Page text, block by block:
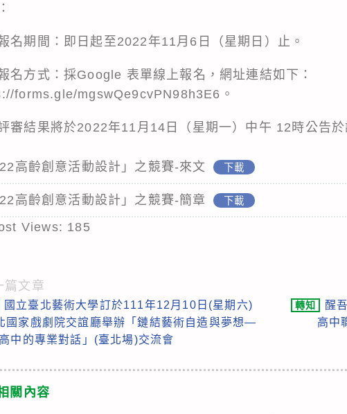
名期間：即日起至2022年11月6日（星期日）止。
名方式：採Google 表單線上報名，網址連結如下：
forms.gle/mgswQe9cvPN98h3E6。
審結果將於2022年11月14日（星期一）中午 12時公告
高齡創意活動設計」之競賽-來文 下載
高齡創意活動設計」之競賽-簡章 下載
Views: 185
篇文章
國立臺北藝術大學訂於111年12月10日(星期六)
國家戲劇院交誼廳舉辦「鏈結藝術自造與夢想—
中的專業對話」(臺北場)交流會
轉知
醒
高中
關內容